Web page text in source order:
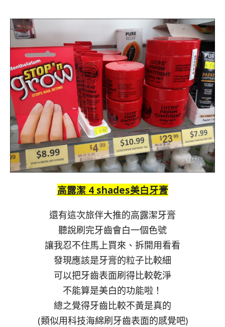
高露潔 4 shades美白牙膏
還有這次旅伴大推的高露潔牙膏
聽說刷完牙齒會白一個色號
讓我忍不住馬上買來、拆開用看看
發現應該是牙膏的粒子比較細
可以把牙齒表面刷得比較乾淨
不能算是美白的功能啦！
總之覺得牙齒比較不黃是真的
(類似用科技海綿刷牙齒表面的感覺吧)